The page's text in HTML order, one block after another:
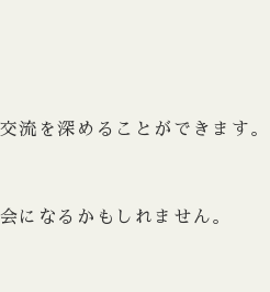
流を深めることができます。
になるかもしれません。